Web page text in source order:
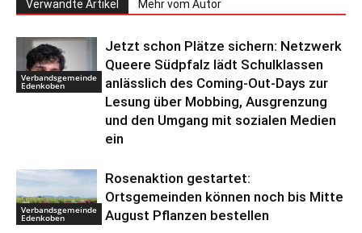
Verwandte Artikel Mehr vom Autor
Verbandsgemeinde
Edenkoben
Jetzt schon Plätze sichern: Netzwerk
Queere Südpfalz lädt Schulklassen
anlässlich des Coming-Out-Days zur
Lesung über Mobbing, Ausgrenzung
und den Umgang mit sozialen Medien
ein
Verbandsgemeinde
Edenkoben
Rosenaktion gestartet:
Ortsgemeinden können noch bis Mitte
August Pflanzen bestellen